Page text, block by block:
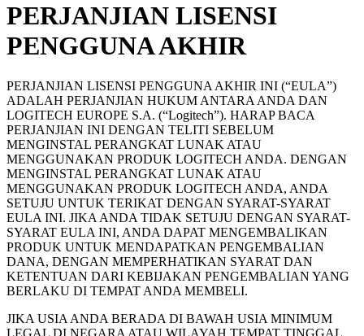
PERJANJIAN LISENSI
PENGGUNA AKHIR
PERJANJIAN LISENSI PENGGUNA AKHIR INI (“EULA”)
ADALAH PERJANJIAN HUKUM ANTARA ANDA DAN
LOGITECH EUROPE S.A. (“Logitech”). HARAP BACA
PERJANJIAN INI DENGAN TELITI SEBELUM
MENGINSTAL PERANGKAT LUNAK ATAU
MENGGUNAKAN PRODUK LOGITECH ANDA. DENGAN
MENGINSTAL PERANGKAT LUNAK ATAU
MENGGUNAKAN PRODUK LOGITECH ANDA, ANDA
SETUJU UNTUK TERIKAT DENGAN SYARAT-SYARAT
EULA INI. JIKA ANDA TIDAK SETUJU DENGAN SYARAT-
SYARAT EULA INI, ANDA DAPAT MENGEMBALIKAN
PRODUK UNTUK MENDAPATKAN PENGEMBALIAN
DANA, DENGAN MEMPERHATIKAN SYARAT DAN
KETENTUAN DARI KEBIJAKAN PENGEMBALIAN YANG
BERLAKU DI TEMPAT ANDA MEMBELI.
JIKA USIA ANDA BERADA DI BAWAH USIA MINIMUM
LEGAL DI NEGARA ATAU WILAYAH TEMPAT TINGGAL